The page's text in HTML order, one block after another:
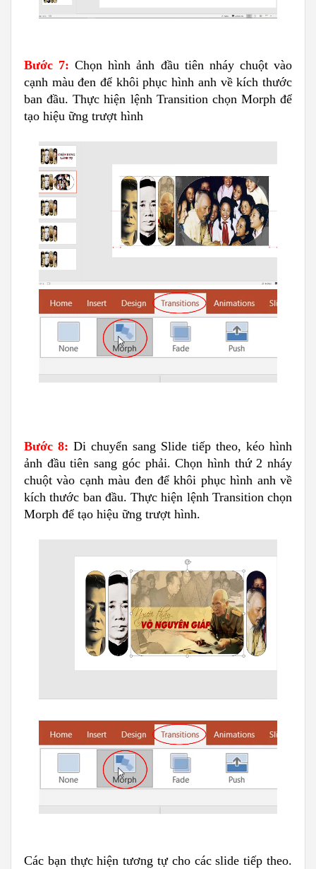
Bước 7: Chọn hình ảnh đầu tiên nháy chuột vào
cạnh màu đen để khôi phục hình anh về kích thước
ban đầu. Thực hiện lệnh Transition chọn Morph để
tạo hiệu ững trượt hình
Bước 8: Di chuyển sang Slide tiếp theo, kéo hình
ảnh đầu tiên sang góc phải. Chọn hình thứ 2 nháy
chuột vào cạnh màu đen để khôi phục hình anh về
kích thước ban đầu. Thực hiện lệnh Transition chọn
Morph để tạo hiệu ững trượt hình.
Các bạn thực hiện tương tự cho các slide tiếp theo.